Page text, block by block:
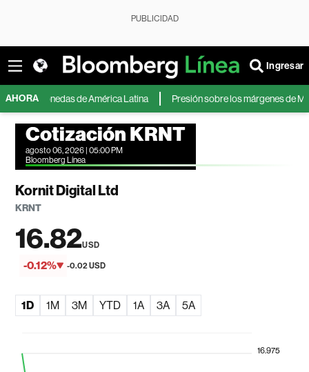
PUBLICIDAD
Ingresar
AHORA
monedas de América Latina Presión sobre los márgenes de
Cotización KRNT
agosto 06, 2026 | 05:00 PM
Bloomberg Línea
Kornit Digital Ltd
KRNT
16.82USD
-0.12% -0.02 USD
1D 1M 3M YTD 1A 3A 5A
16.975